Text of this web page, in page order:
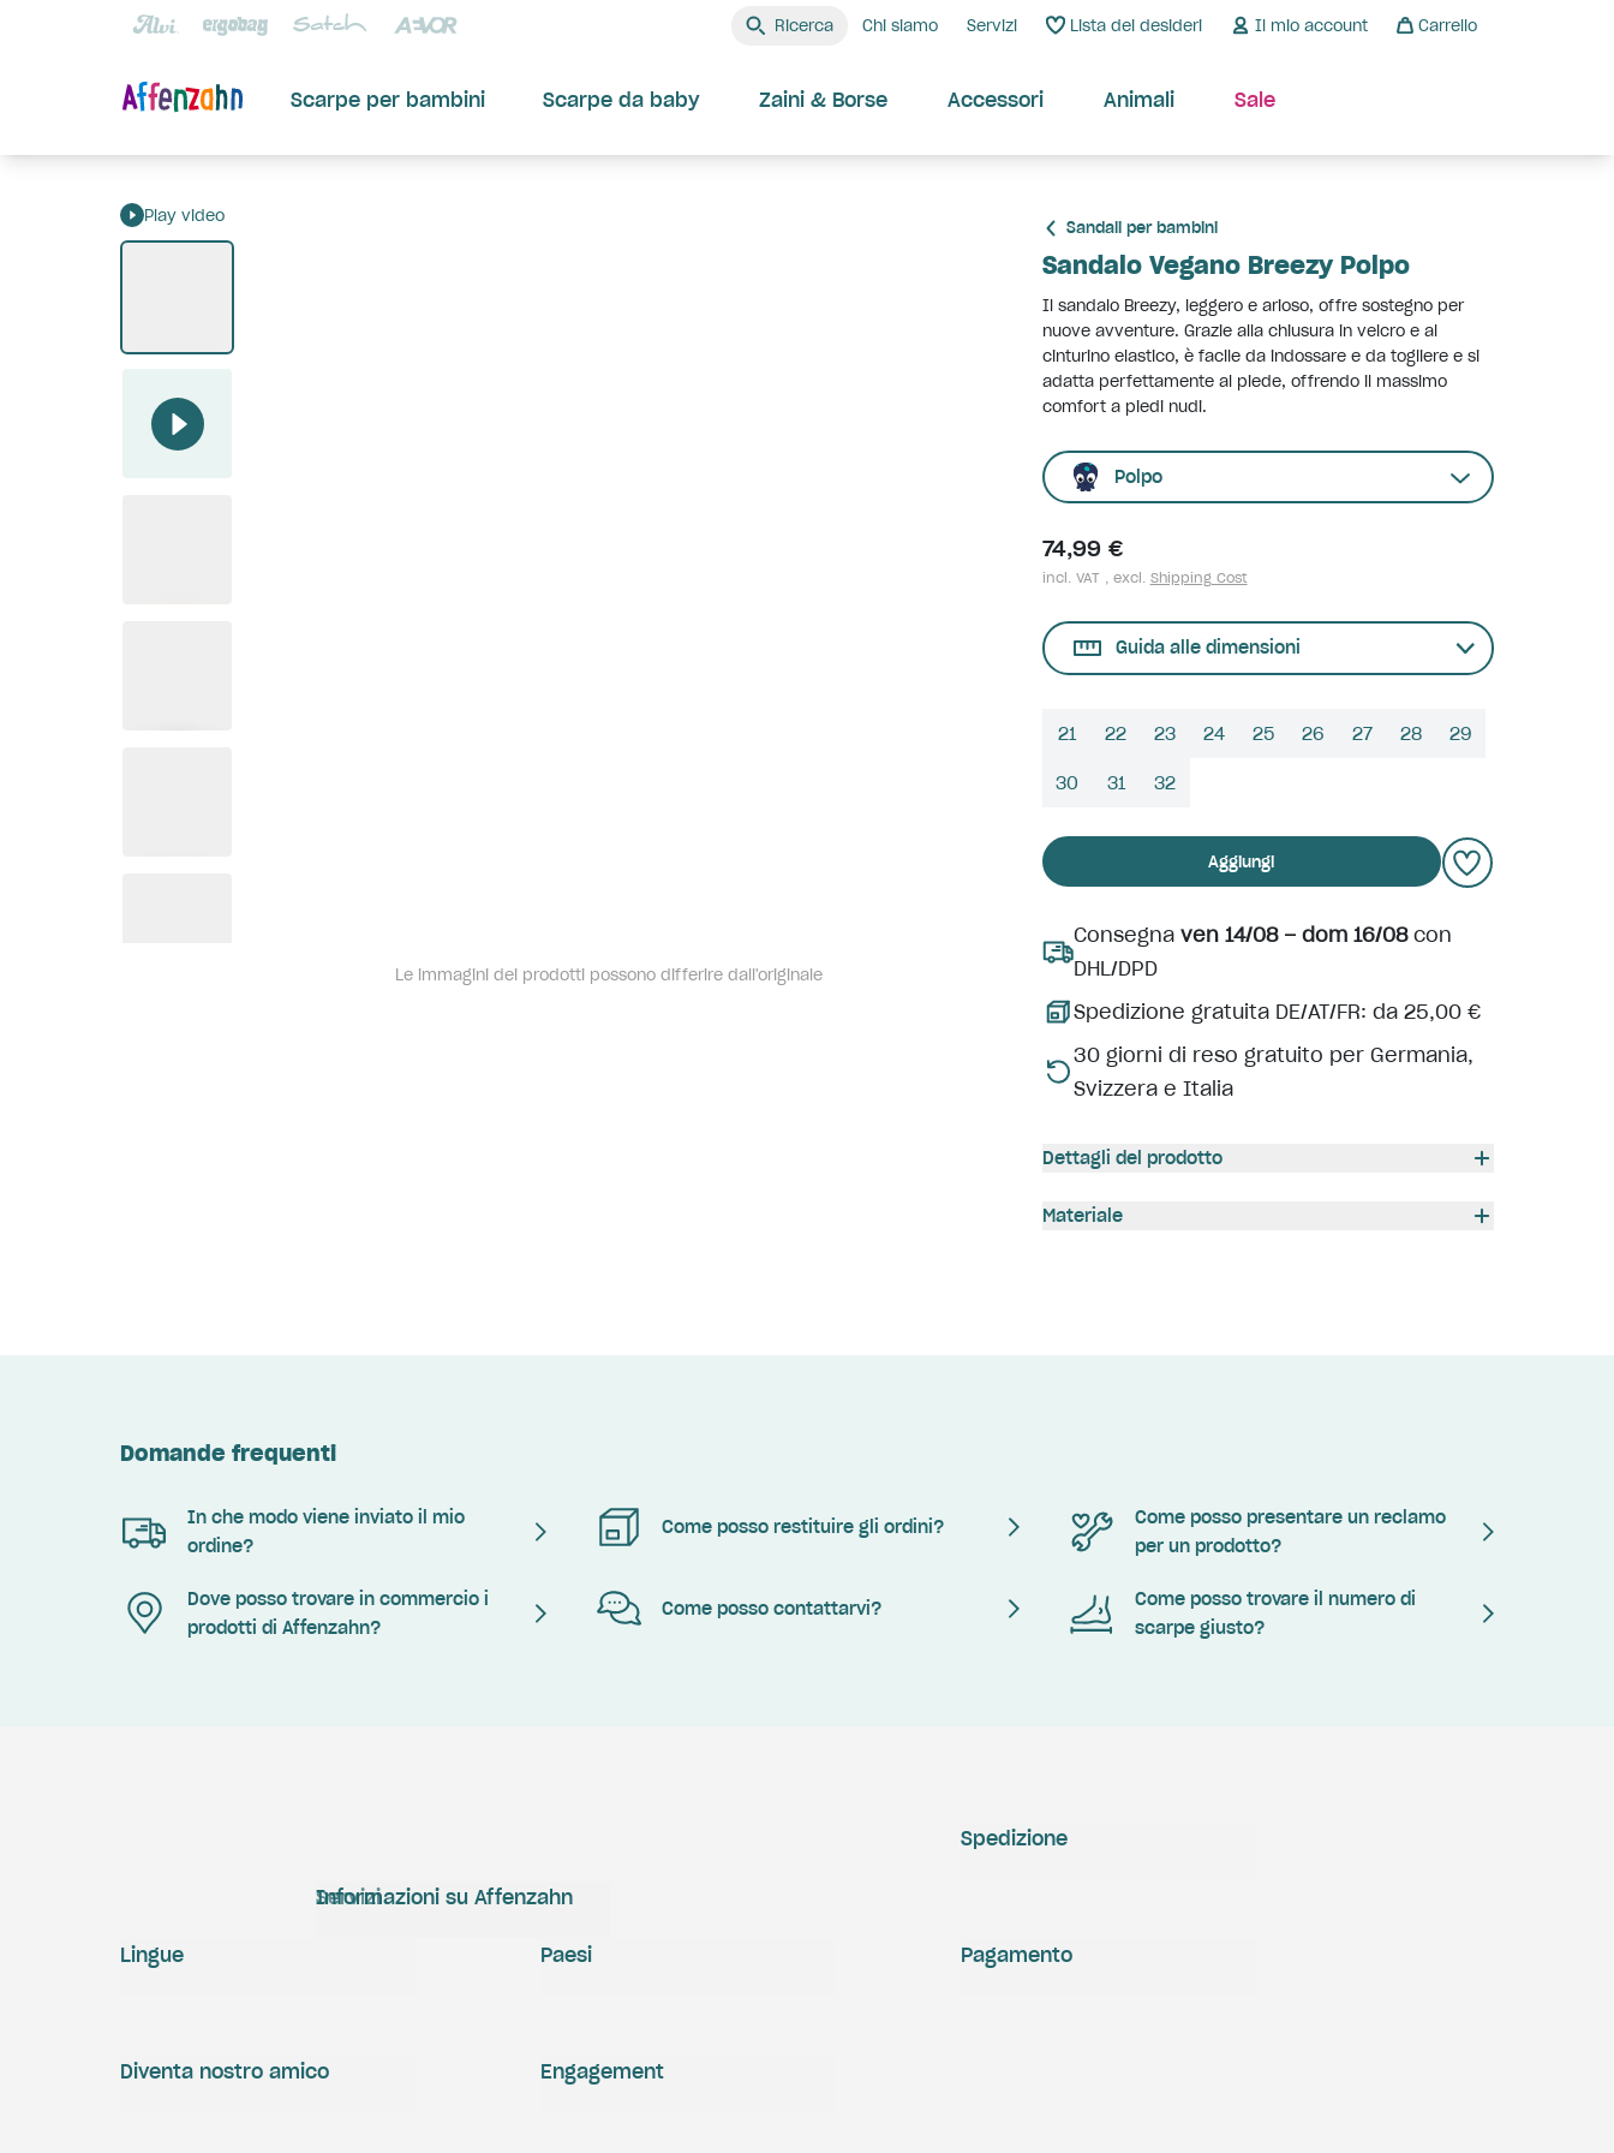
Ricerca Chi siamo Servizi Lista dei desideri Il mio account Carrello
Scarpe per bambini Scarpe da baby Zaini & Borse Accessori Animali Sale
Play video
Le immagini dei prodotti possono differire dall'originale
Sandali per bambini
Sandalo Vegano Breezy Polpo
Il sandalo Breezy, leggero e arioso, offre sostegno per
nuove avventure. Grazie alla chiusura in velcro e al
cinturino elastico, è facile da indossare e da togliere e si
adatta perfettamente al piede, offrendo il massimo
comfort a piedi nudi.
Polpo
74,99 €
incl. VAT , excl. Shipping Cost
Guida alle dimensioni
21 22 23 24 25 26 27 28 29
30 31 32
Aggiungi
Consegna ven 14/08 – dom 16/08con
DHL/DPD
Spedizione gratuita DE/AT/FR: da 25,00 €
30 giorni di reso gratuito per Germania,
Svizzera e Italia
Dettagli del prodotto
Materiale
Domande frequenti
In che modo viene inviato il mio
ordine?
Come posso restituire gli ordini?
Come posso presentare un reclamo
per un prodotto?
Dove posso trovare in commercio i
prodotti di Affenzahn?
Come posso contattarvi?
Come posso trovare il numero di
scarpe giusto?
Servizi
Informazioni su Affenzahn
Spedizione
Pagamento
Engagement
Diventa nostro amico
Lingue Paesi